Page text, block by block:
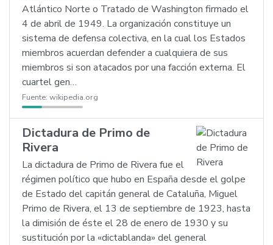
Atlántico Norte o Tratado de Washington firmado el
4 de abril de 1949. La organización constituye un
sistema de defensa colectiva, en la cual los Estados
miembros acuerdan defender a cualquiera de sus
miembros si son atacados por una facción externa. El
cuartel gen…
Fuente: wikipedia.org
Dictadura de Primo de
Rivera
La dictadura de Primo de Rivera fue el
régimen político que hubo en España desde el golpe
de Estado del capitán general de Cataluña, Miguel
Primo de Rivera, el 13 de septiembre de 1923, hasta
la dimisión de éste el 28 de enero de 1930 y su
sustitución por la «dictablanda» del general